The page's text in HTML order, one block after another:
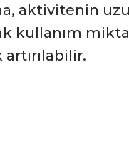
aktivitenin
kullanım